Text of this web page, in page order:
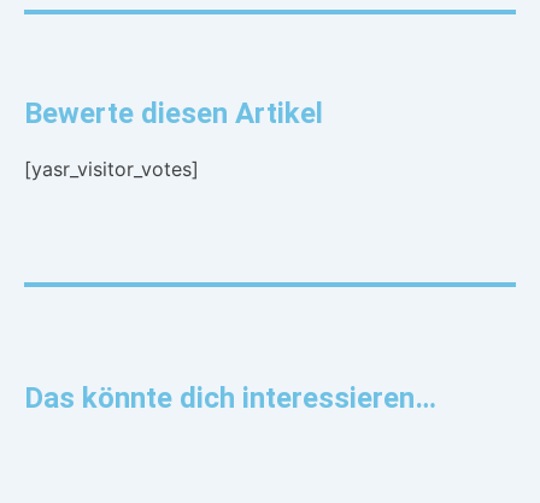
Bewerte diesen Artikel
[yasr_visitor_votes]
Das könnte dich interessieren…